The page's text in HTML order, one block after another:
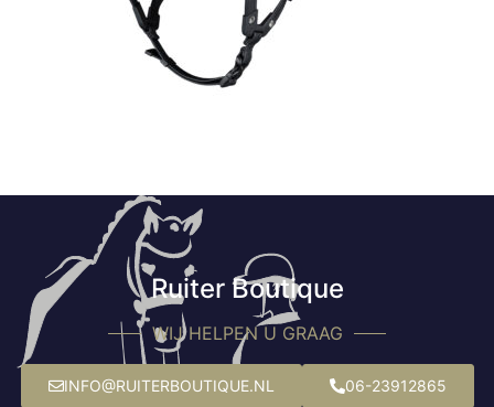
Ruiter Boutique
WIJ HELPEN U GRAAG
INFO@RUITERBOUTIQUE.NL 06-23912865